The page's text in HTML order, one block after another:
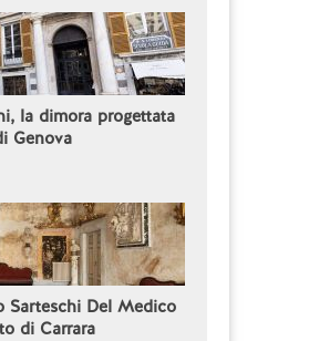
la dimora progettata
Genova
Sarteschi Del Medico
di Carrara